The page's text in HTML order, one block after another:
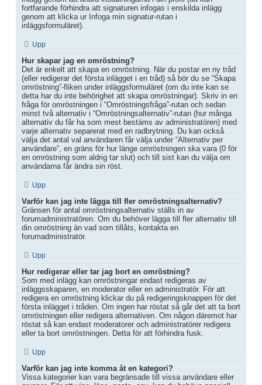
fortfarande förhindra att signaturen infogas i enskilda inlägg
genom att klicka ur Infoga min signatur-rutan i
inläggsformuläret).
Upp
Hur skapar jag en omröstning?
Det är enkelt att skapa en omröstning. När du postar en ny tråd
(eller redigerar det första inlägget i en tråd) så bör du se “Skapa
omröstning”-fliken under inläggsformuläret (om du inte kan se
detta har du inte behörighet att skapa omröstningar). Skriv in en
fråga för omröstningen i “Omröstningsfråga”-rutan och sedan
minst två alternativ i “Omröstningsalternativ”-rutan (hur många
alternativ du får ha som mest bestäms av administratören) med
varje alternativ separerat med en radbrytning. Du kan också
välja det antal val användaren får välja under “Alternativ per
användare”, en gräns för hur länge omröstningen ska vara (0 för
en omröstning som aldrig tar slut) och till sist kan du välja om
användarna får ändra sin röst.
Upp
Varför kan jag inte lägga till fler omröstningsalternativ?
Gränsen för antal omröstningsalternativ ställs in av
forumadministratören. Om du behöver lägga till fler alternativ till
din omröstning än vad som tillåts, kontakta en
forumadministratör.
Upp
Hur redigerar eller tar jag bort en omröstning?
Som med inlägg kan omröstningar endast redigeras av
inläggsskaparen, en moderator eller en administratör. För att
redigera en omröstning klickar du på redigeringsknappen för det
första inlägget i tråden. Om ingen har röstat så går det att ta bort
omröstningen eller redigera alternativen. Om någon däremot har
röstat så kan endast moderatorer och administratörer redigera
eller ta bort omröstningen. Detta för att förhindra fusk.
Upp
Varför kan jag inte komma åt en kategori?
Vissa kategorier kan vara begränsade till vissa användare eller